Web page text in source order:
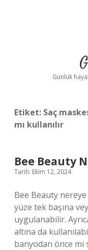
Günlük
Etiket: Saç
mı kullanılır
Bee Beauty
Tarih: Ekim 12, 2024
Bee Beauty
yüze tek başına
uygulanabilir.
altına da
banyodan önce mi